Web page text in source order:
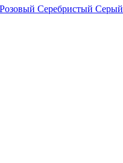
Розовый Серебристый Серый